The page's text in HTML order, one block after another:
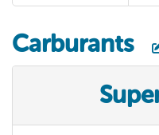
Carburants